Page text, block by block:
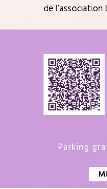
de l’association
Parking